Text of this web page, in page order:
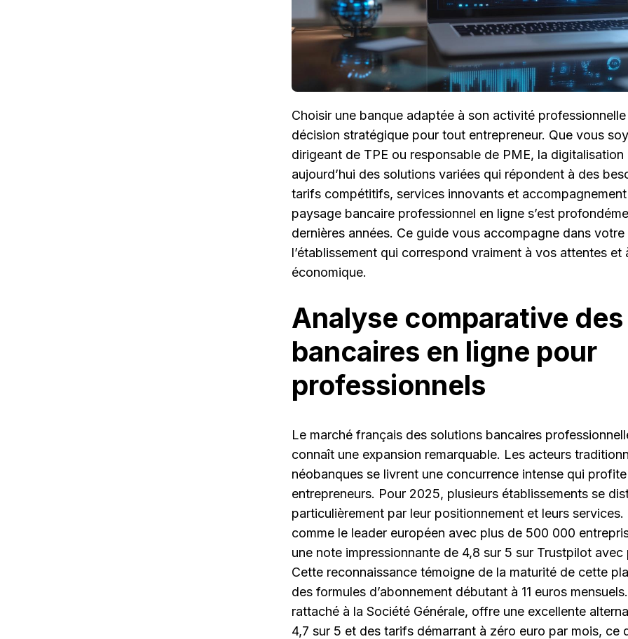
Choisir une banque adaptée à son activité
décision stratégique pour tout entrepreneur. Que vous
dirigeant de TPE ou responsable de PME, la
aujourd’hui des solutions variées qui répondent à des
tarifs compétitifs, services innovants et
paysage bancaire professionnel en ligne s’est
dernières années. Ce guide vous accompagne dans
l’établissement qui correspond vraiment à vos attentes et
économique.
Analyse comparative
bancaires en ligne pour
professionnels
Le marché français des solutions bancaires
connaît une expansion remarquable. Les acteurs
néobanques se livrent une concurrence intense qui
entrepreneurs. Pour 2025, plusieurs établissements se
particulièrement par leur positionnement et leurs services.
comme le leader européen avec plus de 500 000
une note impressionnante de 4,8 sur 5 sur Trustpilot
Cette reconnaissance témoigne de la maturité de cette
des formules d’abonnement débutant à 11 euros
rattaché à la Société Générale, offre une excellente
4,7 sur 5 et des tarifs démarrant à zéro euro par mois, ce